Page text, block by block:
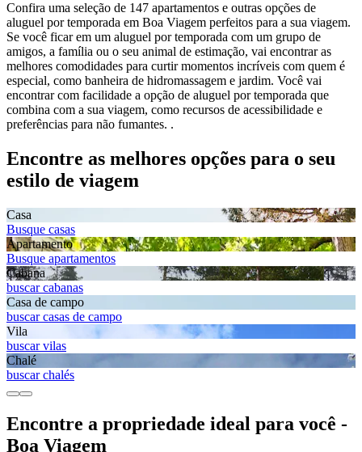
Confira uma seleção de 147 apartamentos e outras opções de
aluguel por temporada em Boa Viagem perfeitos para a sua viagem.
Se você ficar em um aluguel por temporada com um grupo de
amigos, a família ou o seu animal de estimação, vai encontrar as
melhores comodidades para curtir momentos incríveis com quem é
especial, como banheira de hidromassagem e jardim. Você vai
encontrar com facilidade a opção de aluguel por temporada que
combina com a sua viagem, como recursos de acessibilidade e
preferências para não fumantes. .
Encontre as melhores opções para o seu
estilo de viagem
Casa
Busque casas
Apartamento
Busque apartamentos
Cabana
buscar cabanas
Casa de campo
buscar casas de campo
Vila
buscar vilas
Chalé
buscar chalés
Encontre a propriedade ideal para você -
Boa Viagem